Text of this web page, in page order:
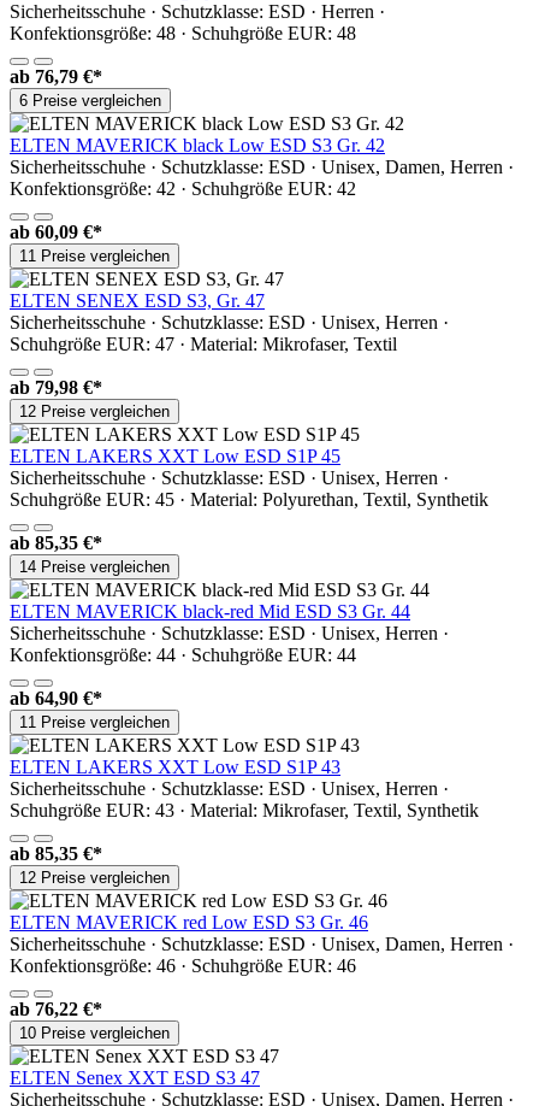
Sicherheitsschuhe · Schutzklasse: ESD · Herren ·
Konfektionsgröße: 48 · Schuhgröße EUR: 48
ab 76,79 €*
6 Preise vergleichen
ELTEN MAVERICK black Low ESD S3 Gr. 42
Sicherheitsschuhe · Schutzklasse: ESD · Unisex, Damen, Herren ·
Konfektionsgröße: 42 · Schuhgröße EUR: 42
ab 60,09 €*
11 Preise vergleichen
ELTEN SENEX ESD S3, Gr. 47
Sicherheitsschuhe · Schutzklasse: ESD · Unisex, Herren ·
Schuhgröße EUR: 47 · Material: Mikrofaser, Textil
ab 79,98 €*
12 Preise vergleichen
ELTEN LAKERS XXT Low ESD S1P 45
Sicherheitsschuhe · Schutzklasse: ESD · Unisex, Herren ·
Schuhgröße EUR: 45 · Material: Polyurethan, Textil, Synthetik
ab 85,35 €*
14 Preise vergleichen
ELTEN MAVERICK black-red Mid ESD S3 Gr. 44
Sicherheitsschuhe · Schutzklasse: ESD · Unisex, Herren ·
Konfektionsgröße: 44 · Schuhgröße EUR: 44
ab 64,90 €*
11 Preise vergleichen
ELTEN LAKERS XXT Low ESD S1P 43
Sicherheitsschuhe · Schutzklasse: ESD · Unisex, Herren ·
Schuhgröße EUR: 43 · Material: Mikrofaser, Textil, Synthetik
ab 85,35 €*
12 Preise vergleichen
ELTEN MAVERICK red Low ESD S3 Gr. 46
Sicherheitsschuhe · Schutzklasse: ESD · Unisex, Damen, Herren ·
Konfektionsgröße: 46 · Schuhgröße EUR: 46
ab 76,22 €*
10 Preise vergleichen
ELTEN Senex XXT ESD S3 47
Sicherheitsschuhe · Schutzklasse: ESD · Unisex, Damen, Herren ·